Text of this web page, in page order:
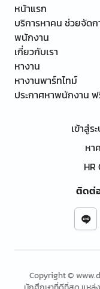
หน้าแรก
บริการหาคน ช่วยจัดก
พนักงาน
เกี่ยวกับเรา
หางาน
หางานพาร์ทไทม์
ประกาศหาพนักงาน
เข้าสู่ร
หา
ติดต่อ
Copyright ©